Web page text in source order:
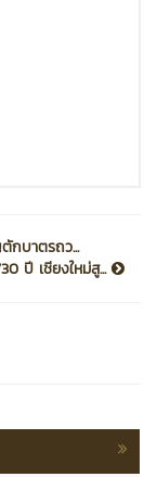
กบาตรถว...
ปี เชียงใหม่สู...